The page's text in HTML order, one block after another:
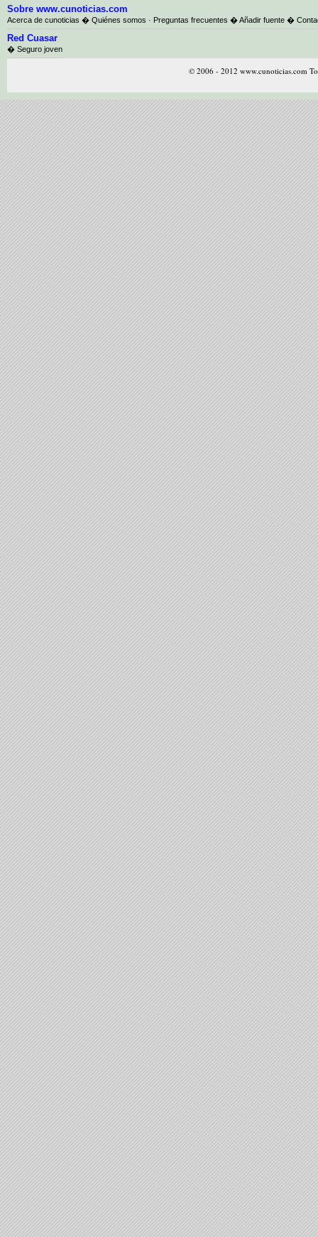
Sobre www.cunoticias.com
Acerca de cunoticias � Quiénes somos · Preguntas frecuentes �Añadir fuente �
Red Cuasar
� Seguro joven
© 2006 - 2012 www.cunoticias.com